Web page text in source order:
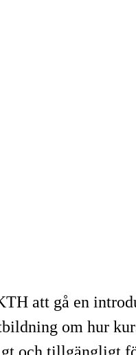
att gå en
om hur
och tillgängligt